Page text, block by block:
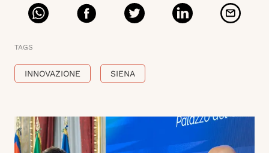
TAGS
INNOVAZIONE SIENA